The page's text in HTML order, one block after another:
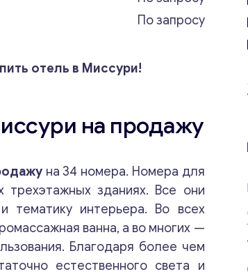
По запросу
отель в Миссури!
на продажу
на 34 номера. Номера для
трехэтажных зданиях. Все они
тематику интерьера. Во всех
ванна, а во многих —
Благодаря более чем
естественного света и